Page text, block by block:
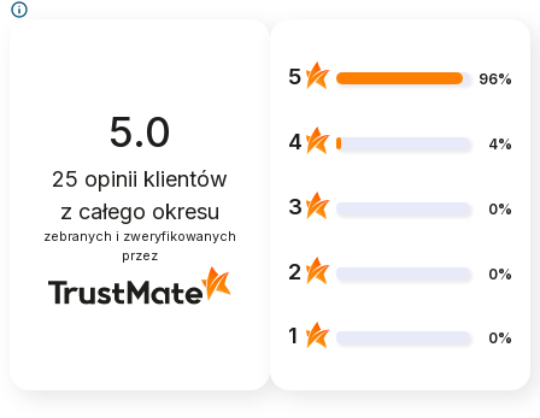
5.0
25 opinii klientów
z całego okresu
zebranych i zweryfikowanych
przez
5 96%
4 4%
3 0%
2 0%
1 0%